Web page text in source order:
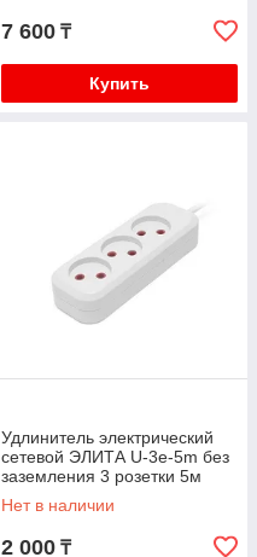
7 600 ₸
Купить
Удлинитель электрический
сетевой ЭЛИТА U-3e-5m без
заземления 3 розетки 5м
16А/2500ВТ
Нет в наличии
2 000 ₸